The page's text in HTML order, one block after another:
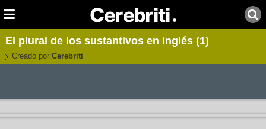
El plural de los sustantivos en inglés (1)
Creado por:Cerebriti